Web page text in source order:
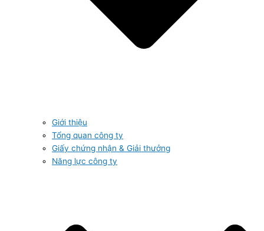
Giới thiệu
Tổng quan công ty
Giấy chứng nhận & Giải thưởng
Năng lực công ty